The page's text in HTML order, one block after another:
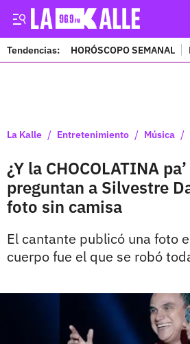
Tendencias: HORÓSCOPO SEMANAL
La Kalle / Entretenimiento / Música /
¿Y la CHOCOLATINA
preguntan a Silvestre
foto sin camisa
El cantante publicó una foto
cuerpo fue el que se robó